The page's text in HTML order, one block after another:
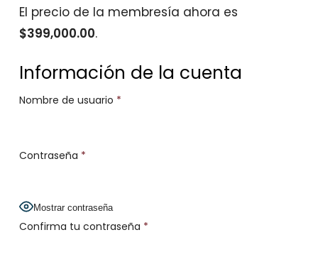
El precio de la membresía ahora es
$399,000.00.
Información de la cuenta
Nombre de usuario *
Contraseña *
Mostrar contraseña
Confirma tu contraseña *